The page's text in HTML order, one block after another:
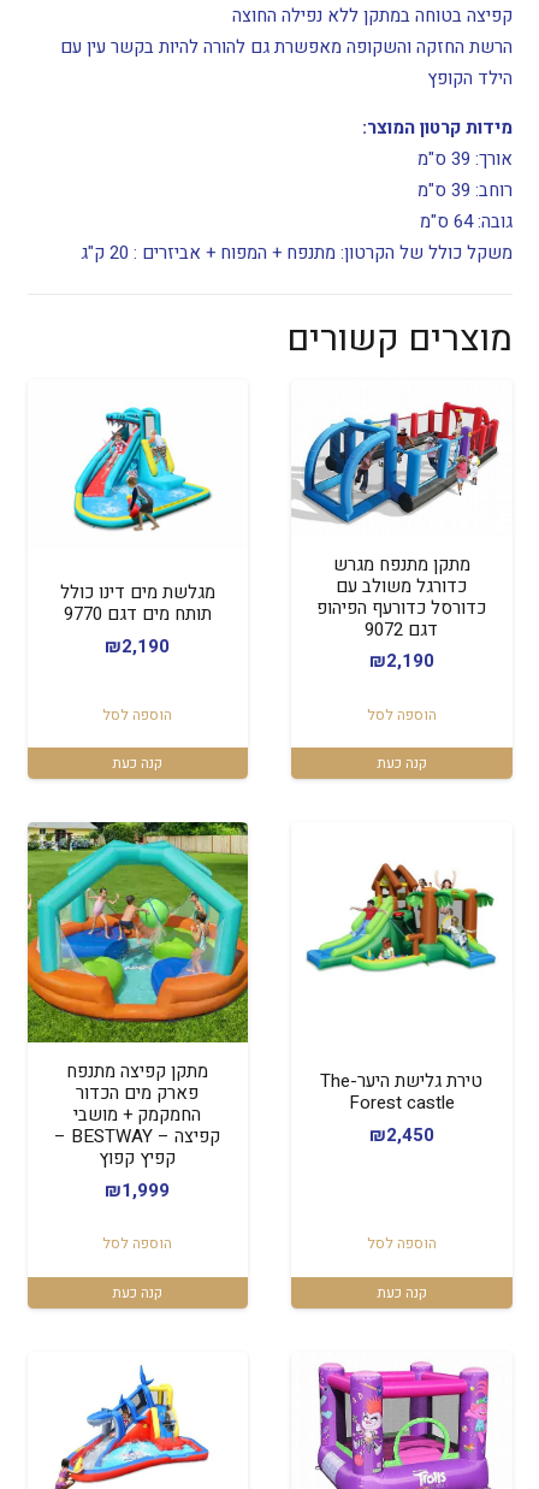
קפיצה בטוחה במתקן ללא נפילה החוצה
הרשת החזקה והשקופה מאפשרת גם להורה להיות בקשר עין עם
הילד הקופץ
מידות קרטון המוצר:
אורך: 39 ס"מ
רוחב: 39 ס"מ
גובה: 64 ס"מ
משקל כולל של הקרטון: מתנפח + המפוח + אביזרים : 20 ק"ג
מוצרים קשורים
מתקן מתנפח מגרש
כדורגל משולב עם
כדורסל כדורעף הפיהופ
דגם 9072
₪2,190
הוספה לסל
קנה כעת
מגלשת מים דינו כולל
תותח מים דגם 9770
₪2,190
הוספה לסל
קנה כעת
טירת גלישת היער-The
Forest castle
₪2,450
הוספה לסל
קנה כעת
מתקן קפיצה מתנפח
פארק מים הכדור
החמקמק + מושבי
קפיצה – BESTWAY –
קפיץ קפוץ
₪1,999
הוספה לסל
קנה כעת